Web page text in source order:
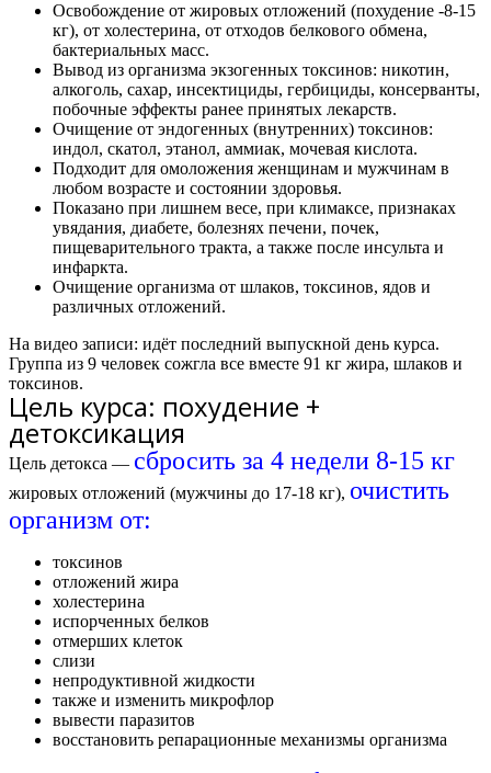
Освобождение от жировых отложений (похудение -8-15
кг), от холестерина, от отходов белкового обмена,
бактериальных масс.
Вывод из организма экзогенных токсинов: никотин,
алкоголь, сахар, инсектициды, гербициды, консерванты,
побочные эффекты ранее принятых лекарств.
Очищение от эндогенных (внутренних) токсинов:
индол, скатол, этанол, аммиак, мочевая кислота.
Подходит для омоложения женщинам и мужчинам в
любом возрасте и состоянии здоровья.
Показано при лишнем весе, при климаксе, признаках
увядания, диабете, болезнях печени, почек,
пищеварительного тракта, а также после инсульта и
инфаркта.
Очищение организма от шлаков, токсинов, ядов и
различных отложений.
На видео записи: идёт последний выпускной день курса.
Группа из 9 человек сожгла все вместе 91 кг жира, шлаков и
токсинов.
Цель курса: похудение +
детоксикация
Цель детокса — сбросить за 4 недели 8-15 кг
жировых отложений (мужчины до 17-18 кг), очистить
организм от:
токсинов
отложений жира
холестерина
испорченных белков
отмерших клеток
слизи
непродуктивной жидкости
также и изменить микрофлор
вывести паразитов
восстановить репарационные механизмы организма